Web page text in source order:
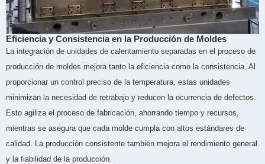
Eficiencia y Consistencia en la Producción de Moldes
La integración de unidades de calentamiento separadas en el proceso de
producción de moldes mejora tanto la eficiencia como la consistencia. Al
proporcionar un control preciso de la temperatura, estas unidades
minimizan la necesidad de retrabajo y reducen la ocurrencia de defectos.
Esto agiliza el proceso de fabricación, ahorrando tiempo y recursos,
mientras se asegura que cada molde cumpla con altos estándares de
calidad. La producción consistente también mejora el rendimiento general
y la fiabilidad de la producción.